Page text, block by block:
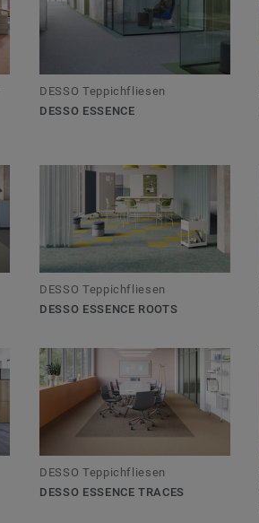
DESSO Teppichfliesen
DESSO ESSENCE
DESSO Teppichfliesen
DESSO ESSENCE ROOTS
DESSO Teppichfliesen
DESSO ESSENCE TRACES